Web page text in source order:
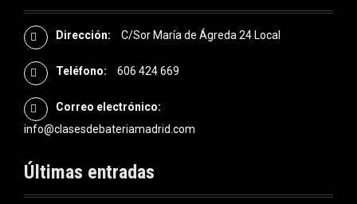
Dirección: C/Sor María de Ágreda 24 Local
Teléfono: 606 424 669
Correo electrónico:
info@clasesdebateriamadrid.com
Últimas entradas